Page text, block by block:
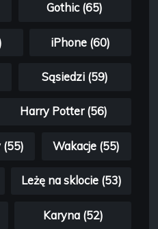
Gothic (65)
iPhone (60)
Sąsiedzi (59)
Harry Potter (56)
Wakacje (55)
Leżę na sklocie (53)
Karyna (52)